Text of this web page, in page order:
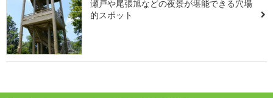
瀬戸や尾張旭などの夜景が堪能できる穴場
的スポット